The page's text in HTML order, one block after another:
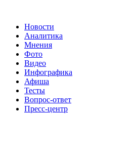
Новости
Аналитика
Мнения
Фото
Видео
Инфографика
Афиша
Тесты
Вопрос-ответ
Пресс-центр